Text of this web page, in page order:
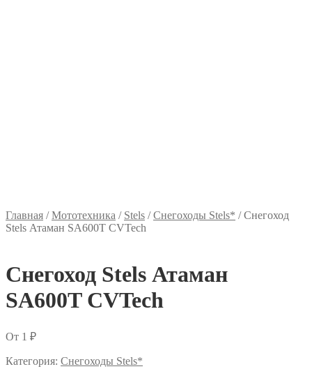
Главная /Мототехника / Stels /Снегоходы Stels* /Снегоход
Stels Атаман SA600T CVTech
Снегоход Stels Атаман
SA600T CVTech
От 1 ₽
Категория: Снегоходы Stels*